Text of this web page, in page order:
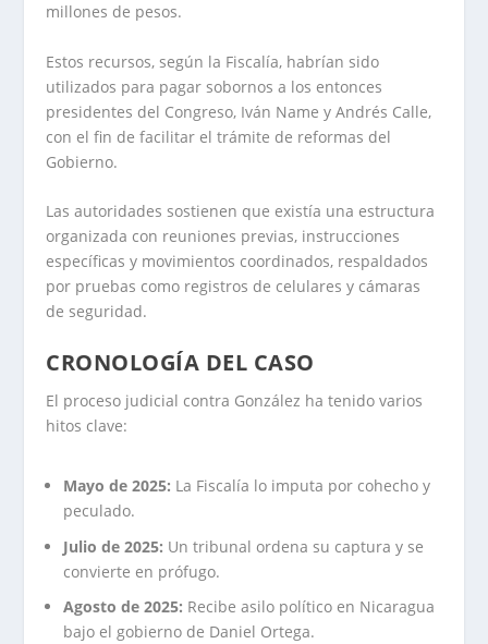
millones de pesos.
Estos recursos, según la Fiscalía, habrían sido
utilizados para pagar sobornos a los entonces
presidentes del Congreso, Iván Name y Andrés Calle,
con el fin de facilitar el trámite de reformas del
Gobierno.
Las autoridades sostienen que existía una estructura
organizada con reuniones previas, instrucciones
específicas y movimientos coordinados, respaldados
por pruebas como registros de celulares y cámaras
de seguridad.
CRONOLOGÍA DEL CASO
El proceso judicial contra González ha tenido varios
hitos clave:
Mayo de 2025: La Fiscalía lo imputa por cohecho y
peculado.
Julio de 2025: Un tribunal ordena su captura y se
convierte en prófugo.
Agosto de 2025: Recibe asilo político en Nicaragua
bajo el gobierno de Daniel Ortega.